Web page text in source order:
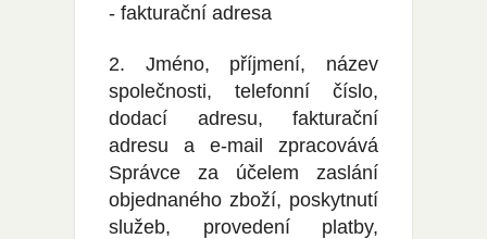
- fakturační adresa
2. Jméno, příjmení, název
společnosti, telefonní číslo,
dodací adresu, fakturační
adresu a e-mail zpracovává
Správce za účelem zaslání
objednaného zboží, poskytnutí
služeb, provedení platby,